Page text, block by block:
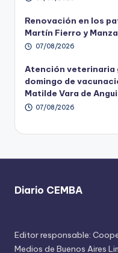
Renovación en los
Martín Fierro y
07/08/2026
Atención veterinaria
domingo de
Matilde Vara de
07/08/2026
Diario CEMBA
Editor responsable:
Medios de Buenos Aires